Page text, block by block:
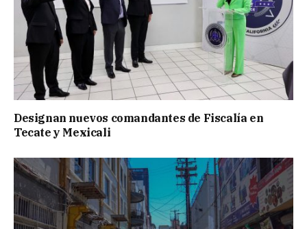
Designan nuevos comandantes de Fiscalía en
Tecate y Mexicali